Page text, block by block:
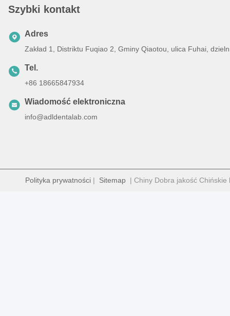
Szybki kontakt
Adres
Zakład 1, Distriktu Fuqiao 2, Gminy Qiaotou, ulica Fuhai,
Tel.
+86 18665847934
Wiadomość elektroniczna
info@adldentalab.com
Polityka prywatności | Sitemap | Chiny Dobra jakość